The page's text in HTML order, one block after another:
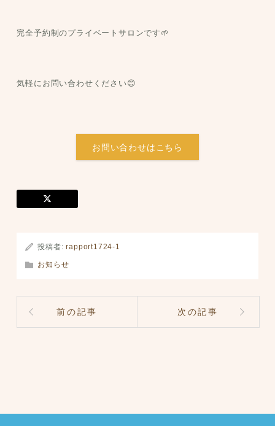
完全予約制のプライベートサロンです🌱
気軽にお問い合わせください😊
お問い合わせはこちら
投稿者:rapport1724-1
お知らせ
前の記事 次の記事